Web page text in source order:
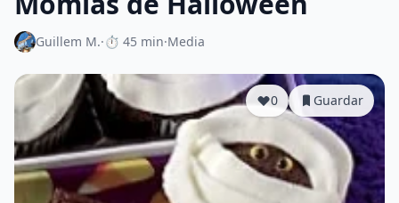
Guillem M.·⏱ 45 min·Media
0 Guardar